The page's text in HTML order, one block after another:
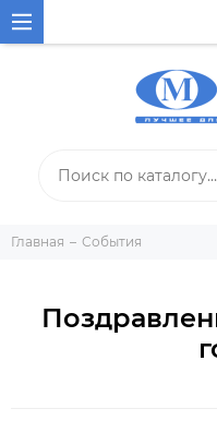
Главная События